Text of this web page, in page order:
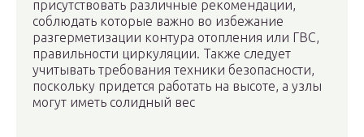
присутствовать различные рекомендации,
соблюдать которые важно во избежание
разгерметизации контура отопления или ГВС,
правильности циркуляции. Также следует
учитывать требования техники безопасности,
поскольку придется работать на высоте, а узлы
могут иметь солидный вес